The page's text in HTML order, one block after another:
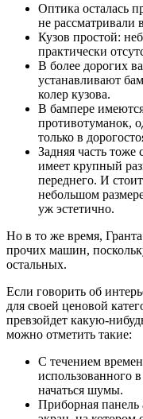
Оптика осталась
не рассматривали
Кузов простой:
практически
В более дорогих
устанавливают
колер кузова.
В бампере
противотуманок,
только в
Задняя часть тоже
имеет крупный
переднего. И
небольшом
уж эстетично.
Но в то же время,
прочих машин,
остальных.
Если говорить об
для своей ценовой
превзойдет какую-
можно отметить такие:
С течением
использованного
начаться шумы.
Приборная панель